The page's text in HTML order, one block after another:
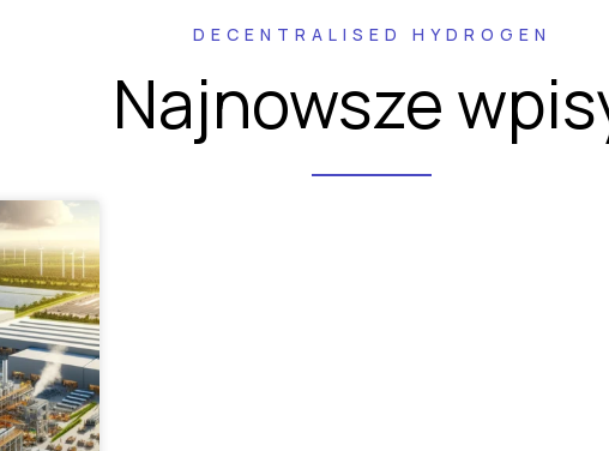
DECENTRALISED HYDROGEN
Najnowsze